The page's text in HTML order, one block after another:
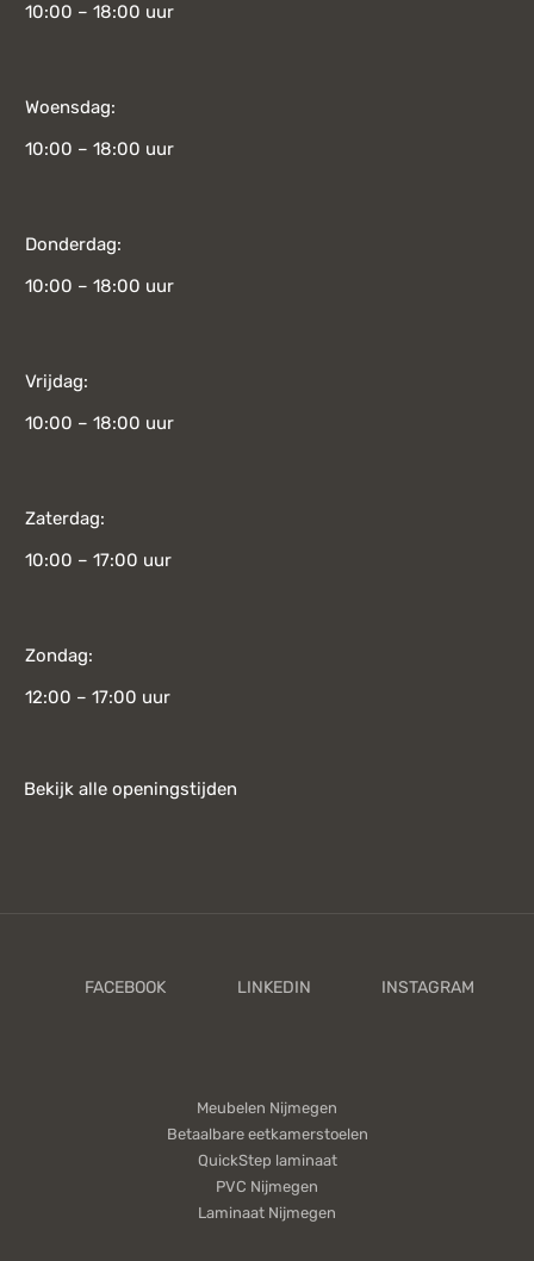
10:00 – 18:00 uur
Woensdag:
10:00 – 18:00 uur
Donderdag:
10:00 – 18:00 uur
Vrijdag:
10:00 – 18:00 uur
Zaterdag:
10:00 – 17:00 uur
Zondag:
12:00 – 17:00 uur
Bekijk alle openingstijden
Meubelen Nijmegen
Betaalbare eetkamerstoelen
QuickStep laminaat
PVC Nijmegen
Laminaat Nijmegen